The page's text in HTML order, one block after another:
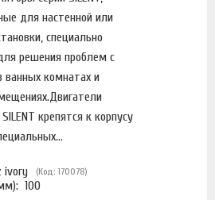
для настенной или
специально
решения проблем с
ванных комнатах и
крепятся к корпусу
ivory (Код: 170078)
100